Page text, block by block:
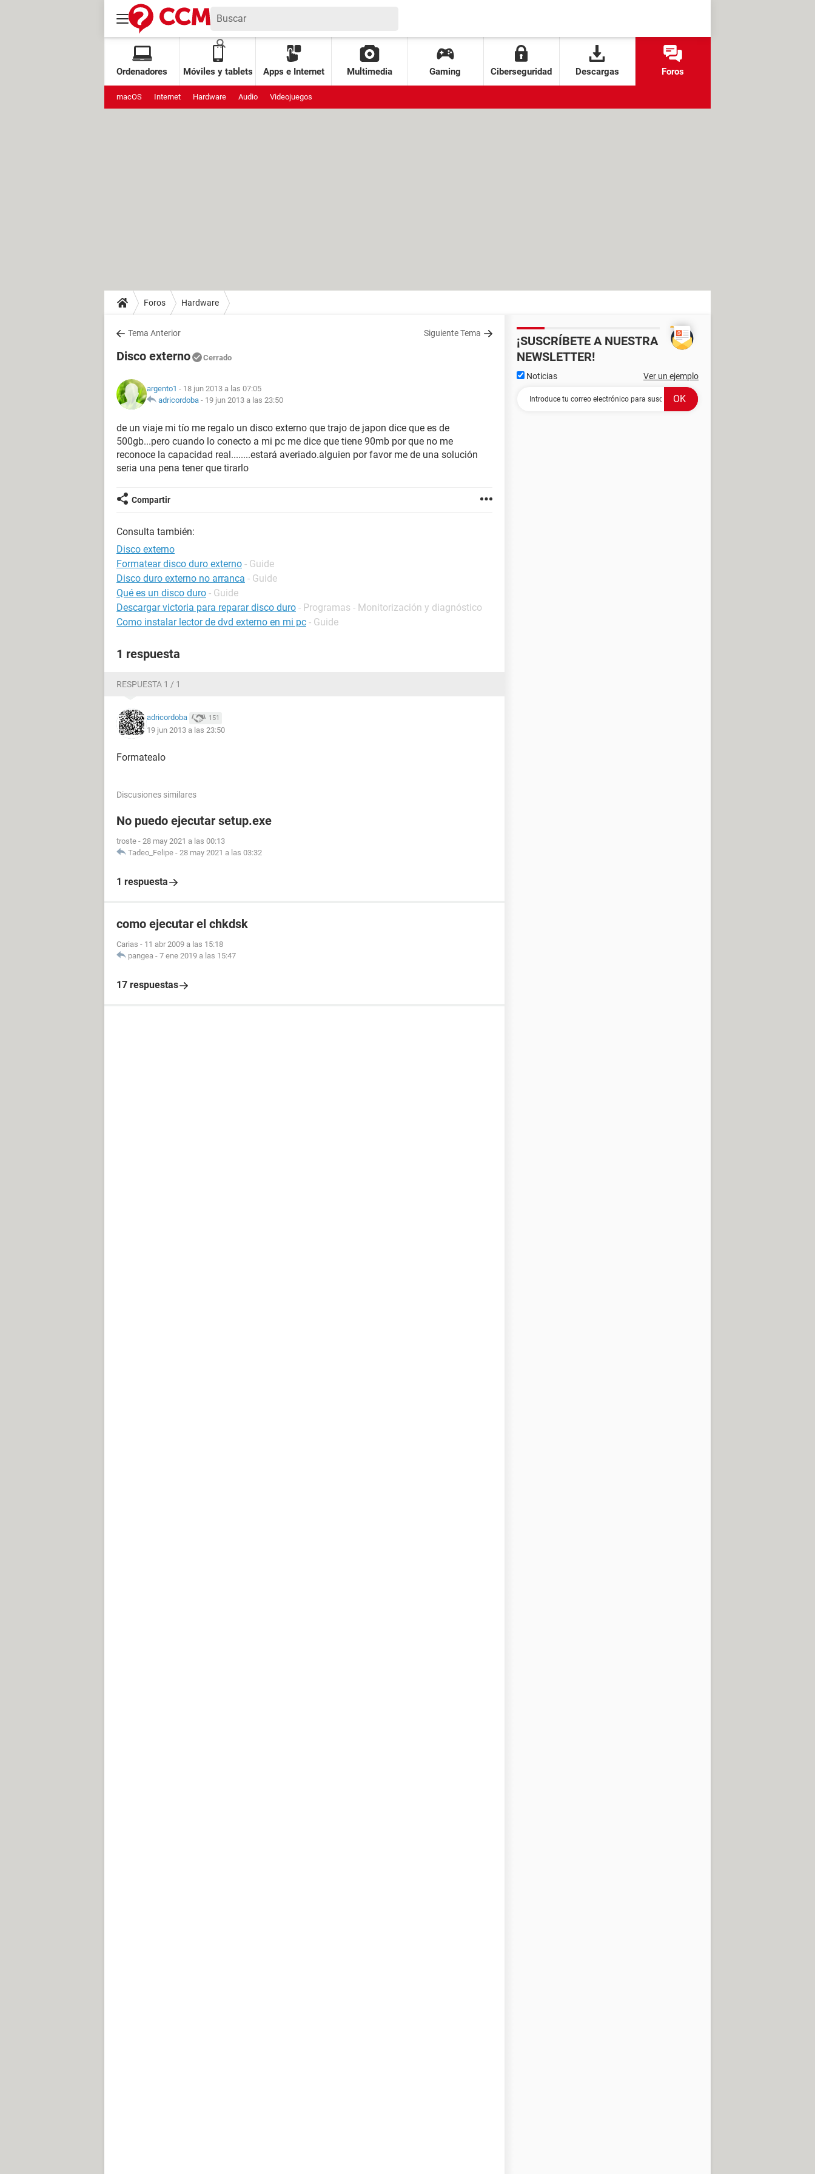
Ordenadores Móviles y tablets Apps e Internet Multimedia Gaming Ciberseguridad Descargas Foros
macOS Internet Hardware Audio Videojuegos
Foros Hardware
Tema Anterior Siguiente Tema
Disco externo Cerrado
argento1 - 18 jun 2013 a las 07:05
adricordoba - 19 jun 2013 a las 23:50
de un viaje mi tío me regalo un disco externo que trajo de japon dice que es de
500gb...pero cuando lo conecto a mi pc me dice que tiene 90mb por que no me
reconoce la capacidad real........estará averiado.alguien por favor me de una solución
seria una pena tener que tirarlo
Compartir
Consulta también:
Disco externo
Formatear disco duro externo - Guide
Disco duro externo no arranca - Guide
Qué es un disco duro - Guide
Descargar victoria para reparar disco duro - Programas - Monitorización y diagnóstico
Como instalar lector de dvd externo en mi pc - Guide
1 respuesta
RESPUESTA 1 / 1
adricordoba 151
19 jun 2013 a las 23:50
Formatealo
Discusiones similares
No puedo ejecutar setup.exe
troste - 28 may 2021 a las 00:13
Tadeo_Felipe - 28 may 2021 a las 03:32
1 respuesta
como ejecutar el chkdsk
Carias - 11 abr 2009 a las 15:18
pangea - 7 ene 2019 a las 15:47
17 respuestas
¡SUSCRÍBETE A NUESTRA
NEWSLETTER!
Noticias Ver un ejemplo